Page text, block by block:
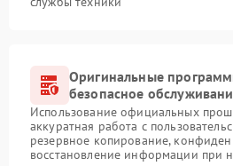
Оригинальные
безопасное
Использование официальных
аккуратная работа с
резервное копирование,
восстановление информации при